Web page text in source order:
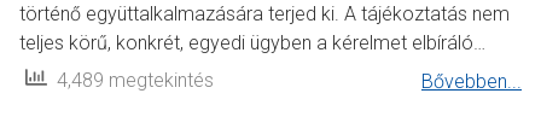
történő együttalkalmazására terjed ki. A tájékoztatás nem
teljes körű, konkrét, egyedi ügyben a kérelmet elbíráló…
4,489 megtekintés
Bővebben...